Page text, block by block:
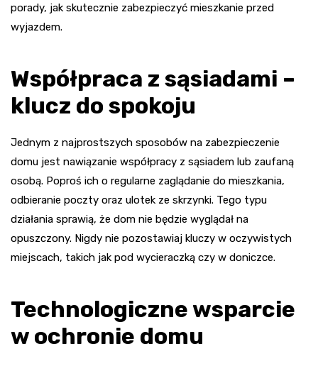
porady, jak skutecznie zabezpieczyć mieszkanie przed
wyjazdem.
Współpraca z sąsiadami –
klucz do spokoju
Jednym z najprostszych sposobów na zabezpieczenie
domu jest nawiązanie współpracy z sąsiadem lub zaufaną
osobą. Poproś ich o regularne zaglądanie do mieszkania,
odbieranie poczty oraz ulotek ze skrzynki. Tego typu
działania sprawią, że dom nie będzie wyglądał na
opuszczony. Nigdy nie pozostawiaj kluczy w oczywistych
miejscach, takich jak pod wycieraczką czy w doniczce.
Technologiczne wsparcie
w ochronie domu